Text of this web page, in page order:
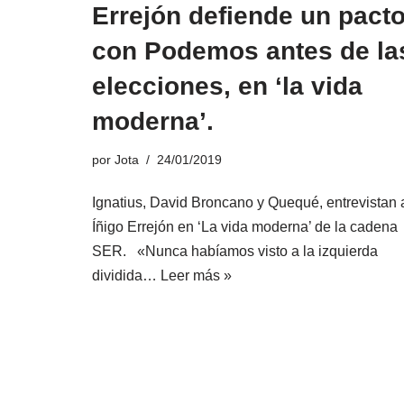
Errejón defiende un pacto
con Podemos antes de
elecciones, en ‘la vida
moderna’.
por Jota 24/01/2019
Ignatius, David Broncano y Quequé, entrevistan
Íñigo Errejón en ‘La vida moderna’ de la cadena
SER. «Nunca habíamos visto a la izquierda
dividida… Leer más »